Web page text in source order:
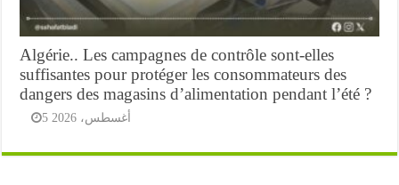
Algérie.. Les campagnes de contrôle sont-elles
suffisantes pour protéger les consommateurs des
dangers des magasins d’alimentation pendant l’été ?
5 أغسطس، 2026